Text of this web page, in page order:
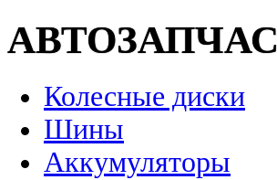
Колесные диски
Шины
Аккумуляторы